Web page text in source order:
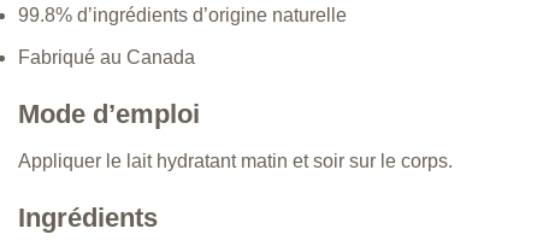
99.8% d’ingrédients d’origine naturelle
Fabriqué au Canada
Mode d’emploi
Appliquer le lait hydratant matin et soir sur le corps.
Ingrédients